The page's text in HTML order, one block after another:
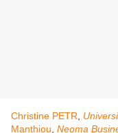
Christine PETR
Manthiou Neoma